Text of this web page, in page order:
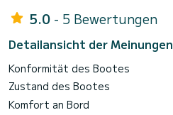
5.0 - 5 Bewertungen
Detailansicht der Meinungen
Konformität des Bootes
Zustand des Bootes
Komfort an Bord